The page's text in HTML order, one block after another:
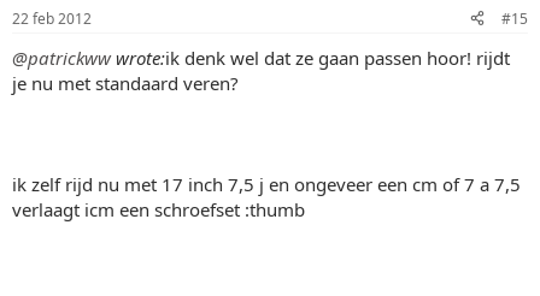
22 feb 2012 #15
@patrickwwwrote:ik denk wel dat ze gaan passen hoor! rijdt
je nu met standaard veren?
ik zelf rijd nu met 17 inch 7,5 j en ongeveer een cm of 7 a 7,5
verlaagt icm een schroefset :thumb